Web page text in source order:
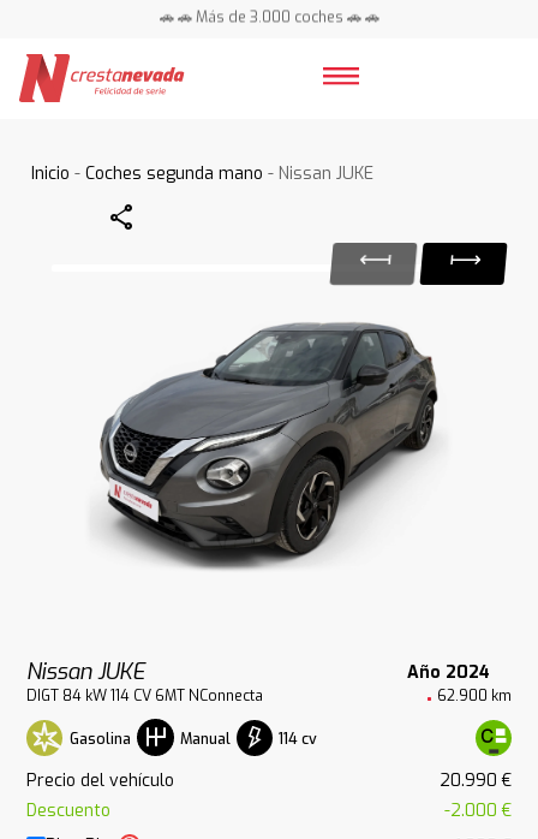
🚗 🚗 Más de 3.000 coches 🚗 🚗
Inicio -Coches segunda mano - Nissan JUKE
Share
Nissan JUKE Año 2024
DIGT 84 kW 114 CV 6MT NConnecta 62.900 km
Gasolina Manual 114 cv
Precio del vehículo
20.990 €
Descuento
-2.000 €